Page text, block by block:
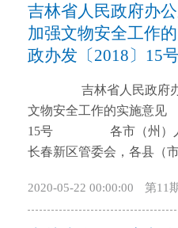
吉林省人民政府办公
2018年全省食品药品安全
年全省食品药品安全工作
政府关于食品药品安全的
以人民为中心的发展思想
略，坚持稳中求进的工作
程严管、风险严控，深入
伐，切实维护人民群众饮
高质量发展，助推医药
吉林省人民政府办
加强文物安全工作
政办发〔2018〕15号
文物安全工作的实施意见 吉政办发〔
15号 各市（州）人民政府，长白山管委会，
长春新区管委会，各县（
识，是全体人民的宝贵财
化，保护文物就是保护国
2020-05-22 00:00:00 第11